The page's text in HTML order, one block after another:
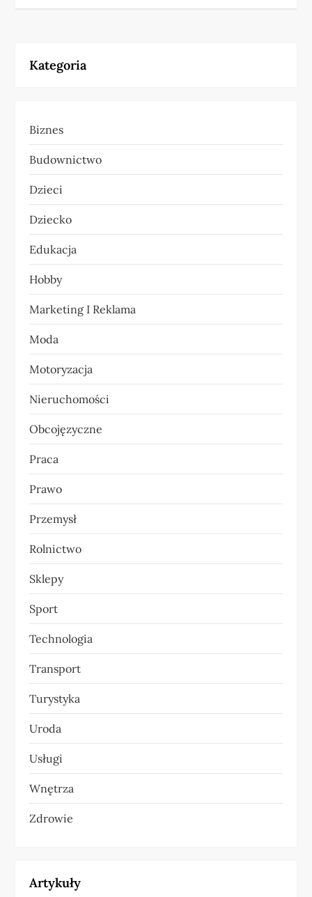
g
c
j
a
w
p
i
s
u
Kategoria
Biznes
Budownictwo
Dzieci
Dziecko
Edukacja
Hobby
Marketing I Reklama
Moda
Motoryzacja
Nieruchomości
Obcojęzyczne
Praca
Prawo
Przemysł
Rolnictwo
Sklepy
Sport
Technologia
Transport
Turystyka
Uroda
Usługi
Wnętrza
Zdrowie
Artykuły